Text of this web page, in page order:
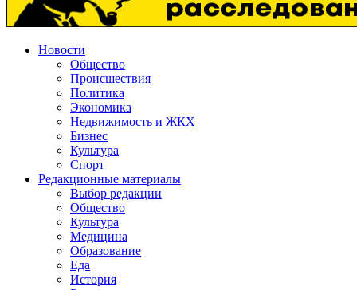
Новости
Общество
Происшествия
Политика
Экономика
Недвижимость и ЖКХ
Бизнес
Культура
Спорт
Редакционные материалы
Выбор редакции
Общество
Культура
Медицина
Образование
Еда
История